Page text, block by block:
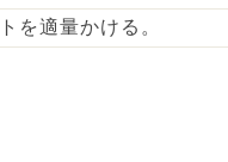
を適量かける。